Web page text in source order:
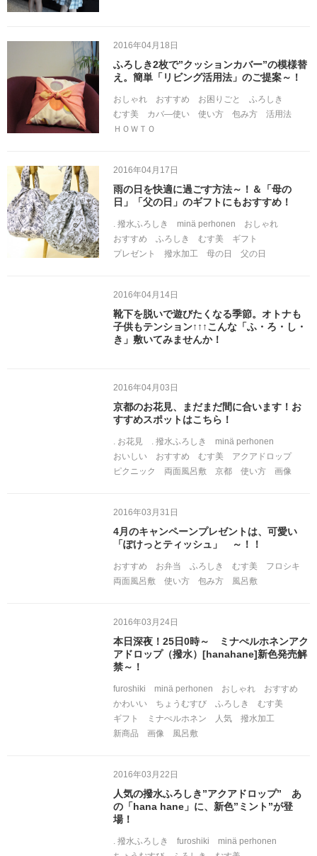
2016年04月18日
ふろしき2枚で”クッションカバー”の模様替
え。簡単「リビング活用法」のご提案～！
おしゃれ おすすめ お困りごと
ふろしき
むす美
カバ―使い 使い方 包み方
活用法
ＨＯＷＴＯ
2016年04月17日
雨の日を快適に過ごす方法～！＆「母の
日」「父の日」のギフトにもおすすめ！
. 撥水ふろしき minä perhonen
おしゃれ
おすすめ
ふろしき むす美
ギフト
プレゼント
撥水加工 母の日 父の日
2016年04月14日
靴下を脱いで遊びたくなる季節。オトナも
子供もテンション↑↑↑こんな「ふ・ろ・し・
き」敷いてみませんか！
2016年04月03日
京都のお花見、まだまだ間に合います！お
すすめスポットはこちら！
. お花見 . 撥水ふろしき
minä perhonen
おいしい
おすすめ むす美
アクアドロップ
ピクニック
両面風呂敷 京都 使い方 画像
2016年03月31日
4月のキャンペーンプレゼントは、可愛い
「ぽけっとティッシュ」 ～！！
おすすめ お弁当 ふろしき むす美
フロシキ
両面風呂敷
使い方 包み方 風呂敷
2016年03月24日
本日深夜！25日0時～ ミナぺルホネンアク
アドロップ（撥水）[hanahane]新色発売解
禁～！
furoshiki minä perhonen おしゃれ
おすすめ
かわいい
ちょうむすび ふろしき
むす美
ギフト
ミナぺルホネン 人気
撥水加工
新商品
画像 風呂敷
2016年03月22日
人気の撥水ふろしき”アクアドロップ” あ
の「hana hane」に、新色”ミント”が登
場！
. 撥水ふろしき furoshiki
minä perhonen